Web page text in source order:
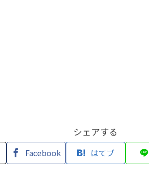
シェアする
Facebook はてブ